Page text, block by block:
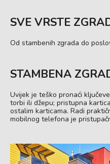
SVE VRSTE
Od stambenih zgrada do
STAMBENA
Uvijek je teško pronaći
torbi ili džepu; pristupna
ostalim karticama. Radi
mobilnog telefona je